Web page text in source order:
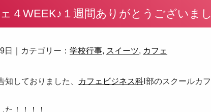
４WEEK♪１週間ありがとうございま
日｜カテゴリー：学校行事, スイーツ, カフェ
しておりました、 カフェビジネス科 Ⅰ部のスクールカ
た！！！！